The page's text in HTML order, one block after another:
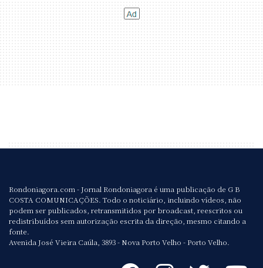
Rondoniagora.com - Jornal Rondoniagora é uma publicação de G B
COSTA COMUNICAÇÕES. Todo o noticiário, incluindo vídeos, não
podem ser publicados, retransmitidos por broadcast, reescritos ou
redistribuídos sem autorização escrita da direção, mesmo citando a
fonte.
Avenida José Vieira Caúla, 3893 - Nova Porto Velho - Porto Velho.